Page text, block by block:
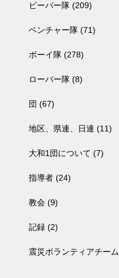
ビーバー隊 (209)
ベンチャー隊 (71)
ボーイ隊 (278)
ローバー隊 (8)
団 (67)
地区、県連、日連 (11)
大和1団について (7)
指導者 (24)
教会 (9)
記録 (2)
震災ボランティアチーム